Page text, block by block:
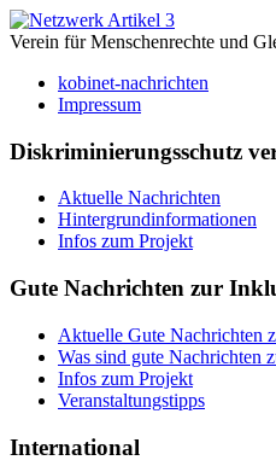
Verein für Menschenrechte und
kobinet-nachrichten
Impressum
Diskriminierungsschutz
Aktuelle Nachrichten
Hintergrundinformationen
Infos zum Projekt
Gute Nachrichten zur
Aktuelle Gute Nachrichten
Was sind gute Nachrichten
Infos zum Projekt
Veranstaltungstipps
International